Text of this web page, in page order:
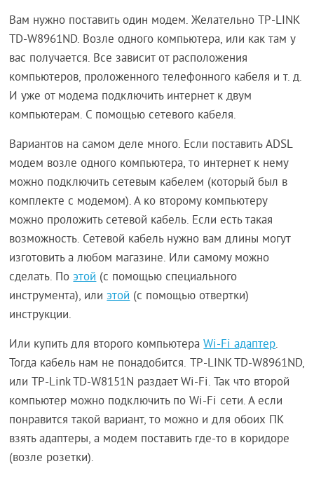
Вам нужно поставить один модем. Желательно TP-LINK
TD-W8961ND. Возле одного компьютера, или как там у
вас получается. Все зависит от расположения
компьютеров, проложенного телефонного кабеля и т. д.
И уже от модема подключить интернет к двум
компьютерам. С помощью сетевого кабеля.
Вариантов на самом деле много. Если поставить ADSL
модем возле одного компьютера, то интернет к нему
можно подключить сетевым кабелем (который был в
комплекте с модемом). А ко второму компьютеру
можно проложить сетевой кабель. Если есть такая
возможность. Сетевой кабель нужно вам длины могут
изготовить а любом магазине. Или самому можно
сделать. Поэтой(с помощью специального
инструмента), илиэтой(с помощью отвертки)
инструкции.
Или купить для второго компьютераWi-Fi адаптер.
Тогда кабель нам не понадобится. TP-LINK TD-W8961ND,
или TP-Link TD-W8151N раздает Wi-Fi. Так что второй
компьютер можно подключить по Wi-Fi сети. А если
понравится такой вариант, то можно и для обоих ПК
взять адаптеры, а модем поставить где-то в коридоре
(возле розетки).